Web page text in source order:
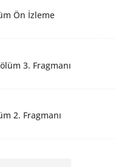
Ön İzleme
3. Fragmanı
2. Fragmanı